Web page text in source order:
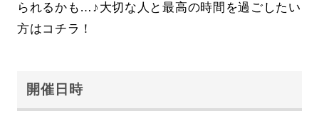
られるかも…♪大切な人と最高の時間を過ごしたい
方はコチラ！
開催日時